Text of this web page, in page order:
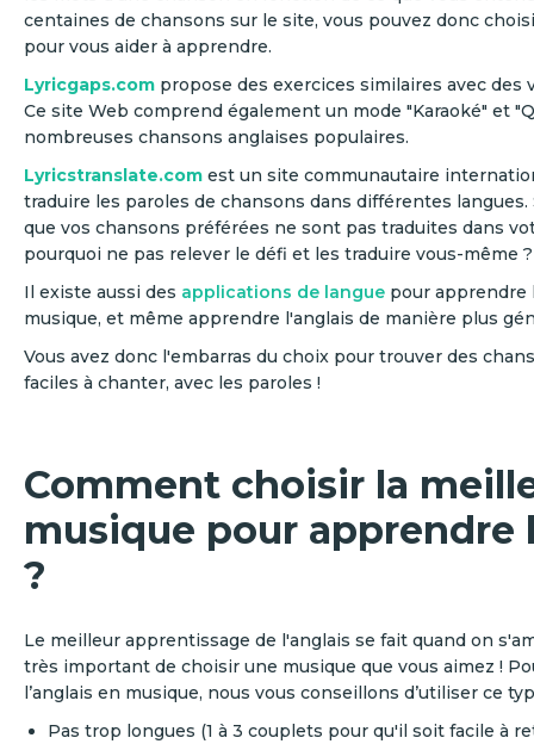
centaines de chansons sur le site, vous pouvez donc
pour vous aider à apprendre.
Lyricgaps.com propose des exercices similaires avec des
Ce site Web comprend également un mode "Karaoké" et
nombreuses chansons anglaises populaires.
Lyricstranslate.com est un site communautaire
traduire les paroles de chansons dans différentes langues.
que vos chansons préférées ne sont pas traduites dans
pourquoi ne pas relever le défi et les traduire vous-même ?
Il existe aussi des applications de langue pour apprendre
musique, et même apprendre l'anglais de manière plus
Vous avez donc l'embarras du choix pour trouver des
faciles à chanter, avec les paroles !
Comment choisir la
musique pour apprendre
?
Le meilleur apprentissage de l'anglais se fait quand on
très important de choisir une musique que vous aimez !
l’anglais en musique, nous vous conseillons d’utiliser ce
Pas trop longues (1 à 3 couplets pour qu'il soit facile à